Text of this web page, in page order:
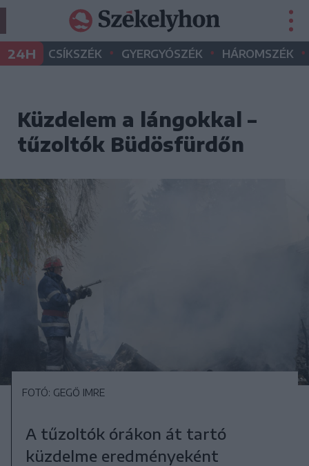
24H CSÍKSZÉK • GYERGYÓSZÉK • HÁROMSZÉK •
Küzdelem a lángokkal –
tűzoltók Büdösfürdőn
FOTÓ: GEGŐ IMRE
A tűzoltók órákon át tartó
küzdelme eredményeként